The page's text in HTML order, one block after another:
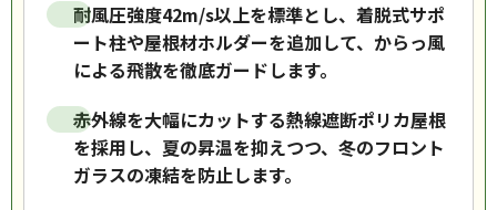
耐風圧強度42m/s以上を標準とし、着脱式サポ
ート柱や屋根材ホルダーを追加して、からっ風
による飛散を徹底ガードします。
赤外線を大幅にカットする熱線遮断ポリカ屋根
を採用し、夏の昇温を抑えつつ、冬のフロント
ガラスの凍結を防止します。